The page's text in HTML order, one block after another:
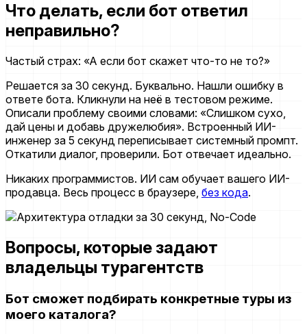
Что делать, если бот ответил
неправильно?
Частый страх: «А если бот скажет что-то не то?»
Решается за 30 секунд. Буквально. Нашли ошибку в
ответе бота. Кликнули на неё в тестовом режиме.
Описали проблему своими словами: «Слишком сухо,
дай цены и добавь дружелюбия». Встроенный ИИ-
инженер за 5 секунд переписывает системный промпт.
Откатили диалог, проверили. Бот отвечает идеально.
Никаких программистов. ИИ сам обучает вашего ИИ-
продавца. Весь процесс в браузере, без кода.
Вопросы, которые задают
владельцы турагентств
Бот сможет подбирать конкретные туры из
моего каталога?